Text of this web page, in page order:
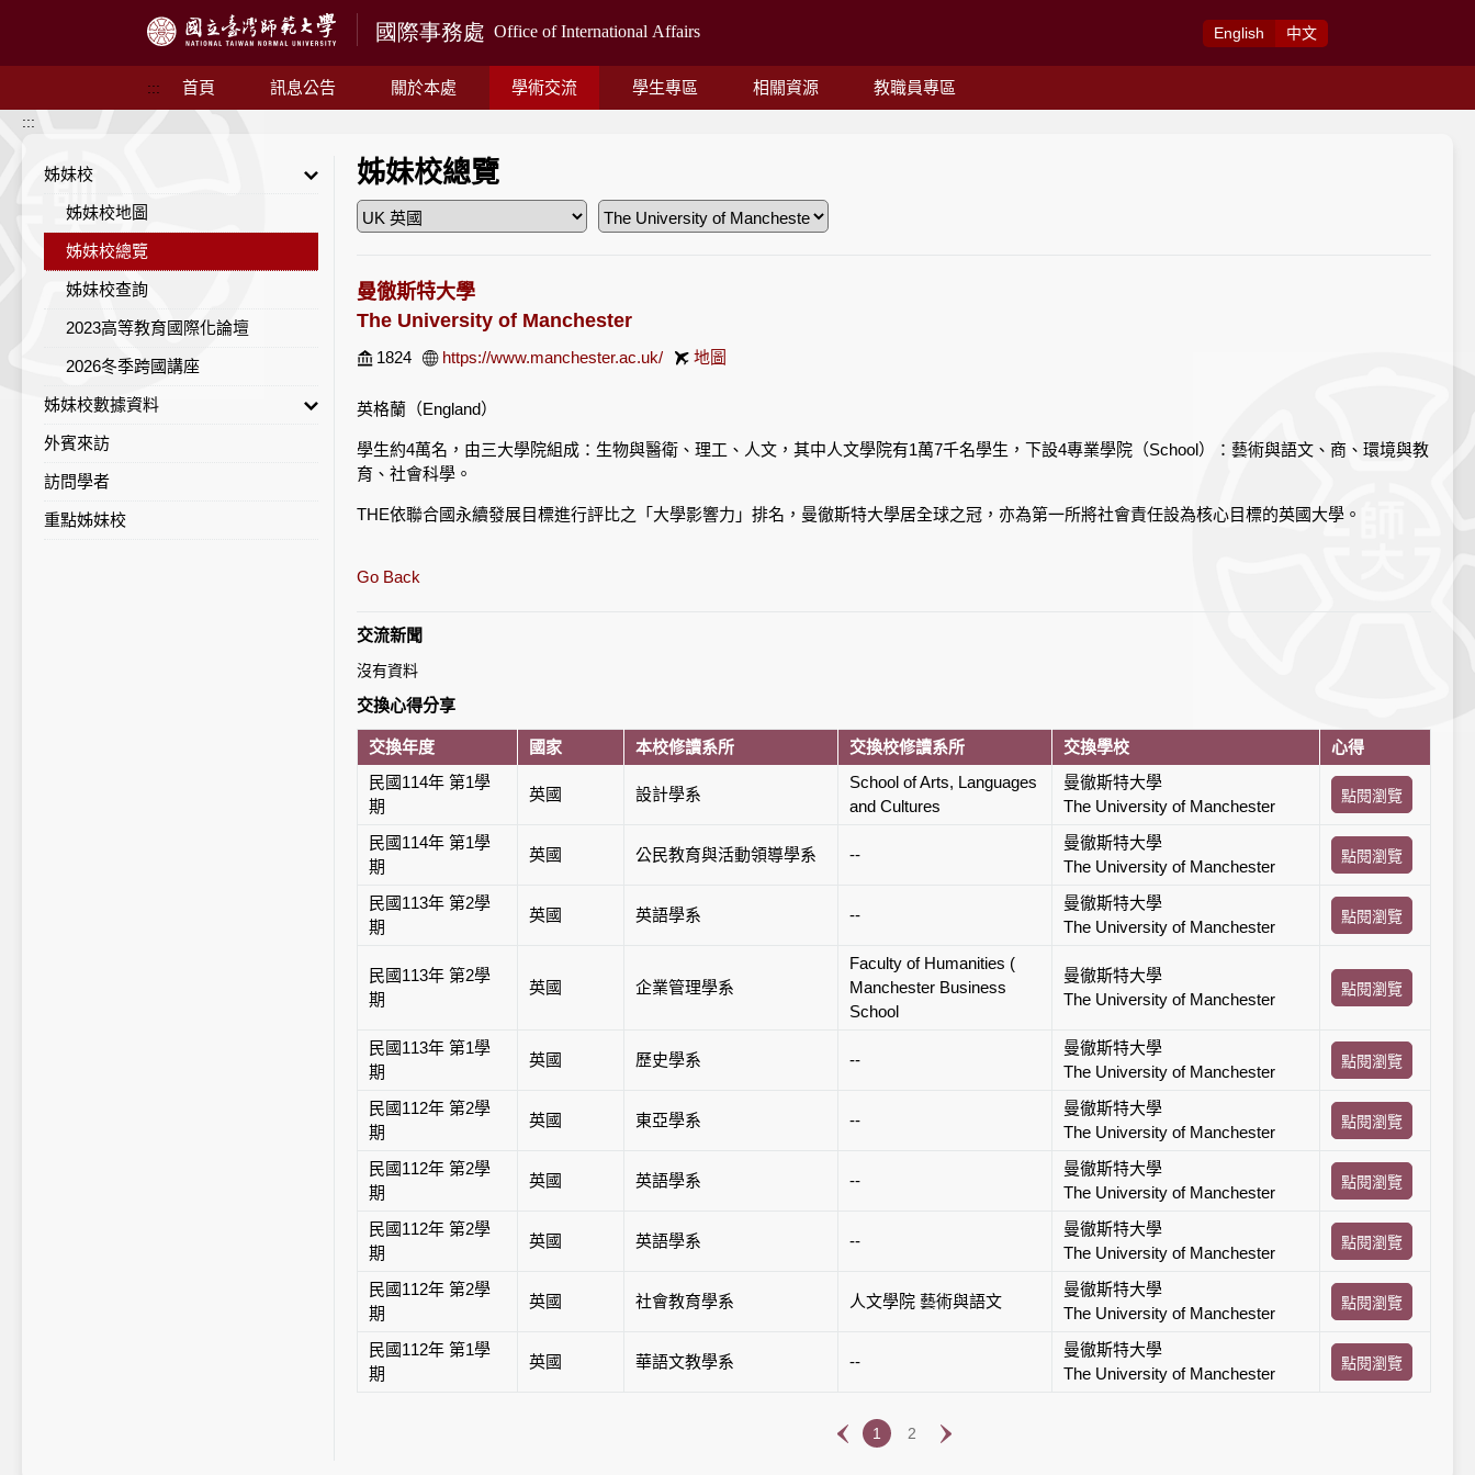
English 中文
::: 首頁 訊息公告 關於本處 學術交流 學生專區 相關資源 教職員專區
:::
姊妹校
姊妹校地圖
姊妹校總覽
姊妹校查詢
2023高等教育國際化論壇
2026冬季跨國講座
姊妹校數據資料
姊妹校統計一覽
地區統計列表
校內統計列表
外賓來訪
訪問學者
重點姊妹校
姊妹校總覽
曼徹斯特大學
The University of Manchester
1824 https://www.manchester.ac.uk/ 地圖
英格蘭（England）
學生約4萬名，由三大學院組成：生物與醫衛、理工、人文，其中人文學院有1萬7千名學生，下設4專業學院（School）：藝術與語文、商、環境與教
育、社會科學。
THE依聯合國永續發展目標進行評比之「大學影響力」排名，曼徹斯特大學居全球之冠，亦為第一所將社會責任設為核心目標的英國大學。
Go Back
交流新聞
沒有資料
交換心得分享
交換年度 國家 本校修讀系所 交換校修讀系所 交換學校
心得
民國114年 第1學
期
英國 設計學系
School of Arts, Languages
and Cultures
曼徹斯特大學
The University of Manchester
點閱瀏覽
民國114年 第1學
期
英國 公民教育與活動領導學系 --
曼徹斯特大學
The University of Manchester
點閱瀏覽
民國113年 第2學
期
英國 英語學系 --
曼徹斯特大學
The University of Manchester
點閱瀏覽
民國113年 第2學
期
英國 企業管理學系
Faculty of Humanities (
Manchester Business
School
曼徹斯特大學
The University of Manchester
點閱瀏覽
民國113年 第1學
期
英國 歷史學系 --
曼徹斯特大學
The University of Manchester
點閱瀏覽
民國112年 第2學
期
英國 東亞學系 --
曼徹斯特大學
The University of Manchester
點閱瀏覽
民國112年 第2學
期
英國 英語學系 --
曼徹斯特大學
The University of Manchester
點閱瀏覽
民國112年 第2學
期
英國 英語學系 --
曼徹斯特大學
The University of Manchester
點閱瀏覽
民國112年 第2學
期
英國 社會教育學系 人文學院 藝術與語文
曼徹斯特大學
The University of Manchester
點閱瀏覽
民國112年 第1學
期
英國 華語文教學系 --
曼徹斯特大學
The University of Manchester
點閱瀏覽
1 2